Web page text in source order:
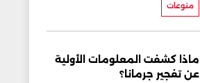
منوعات
ماذا كشفت المعلومات الأولية
عن تفجير جرمانا؟